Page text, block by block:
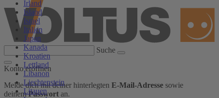
Irland
Island
Israel
Italien
Japan
Kanada
Kroatien
Lettland
Libanon
Liechtenstein
Litauen
Suche
Konto eröffnen
Melde dich mit deiner hinterlegten E-Mail-Adresse sowie
deinemPasswort an.